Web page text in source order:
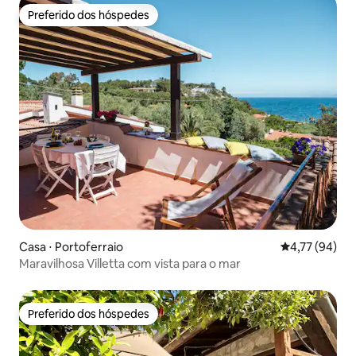
Preferido dos hóspedes
Preferido dos hóspedes
Casa ⋅ Portoferraio 4,77 de uma
4,77 (94)
Maravilhosa Villetta com vista para o mar
Preferido dos hóspedes
Preferido dos hóspedes